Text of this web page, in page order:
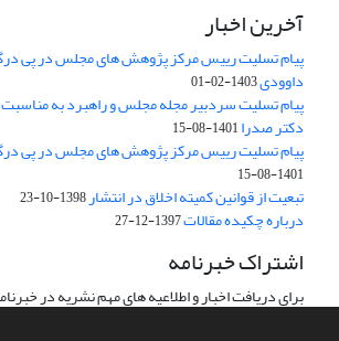
آخرین اخبار
پیام تسلیت رییس مرکز پژوهش های مجلس در پی
داوودی1403-02-01
پیام تسلیت سردبیر مجله مجلس و راهبرد به
دکتر صدرا1401-08-15
پیام تسلیت رییس مرکز پژوهش های مجلس در پی
1401-08-15
تبعیت از قوانین کمیته اخلاق در انتشار1398-10-23
درباره چکیده مقالات1397-12-27
اشتراک خبرنامه
برای دریافت اخبار و اطلاعیه های مهم نشریه در